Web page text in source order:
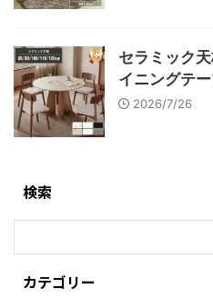
セラミック
イニングテ
2026/7/26
検索
カテゴリー